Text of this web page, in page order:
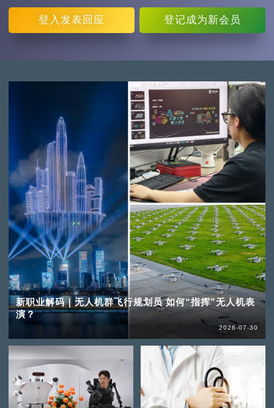
登入 发表回应 登记成为新会员
新职业解码｜无人机群飞行规划员 如何“指挥”无人机表
演？
2026-07-30